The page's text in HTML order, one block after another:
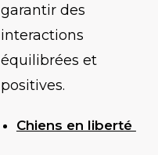
garantir des
interactions
équilibrées et
positives.
Chiens en liberté